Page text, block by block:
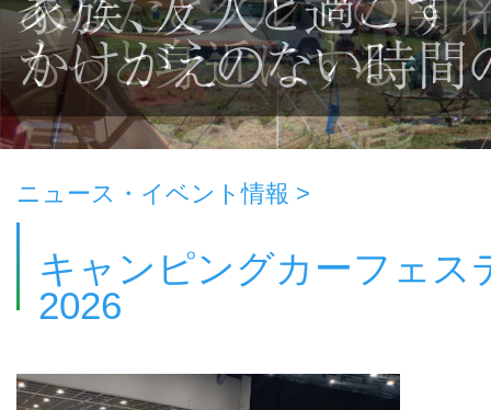
ニュース・イベント情報 >
キャンピングカーフェス
2026